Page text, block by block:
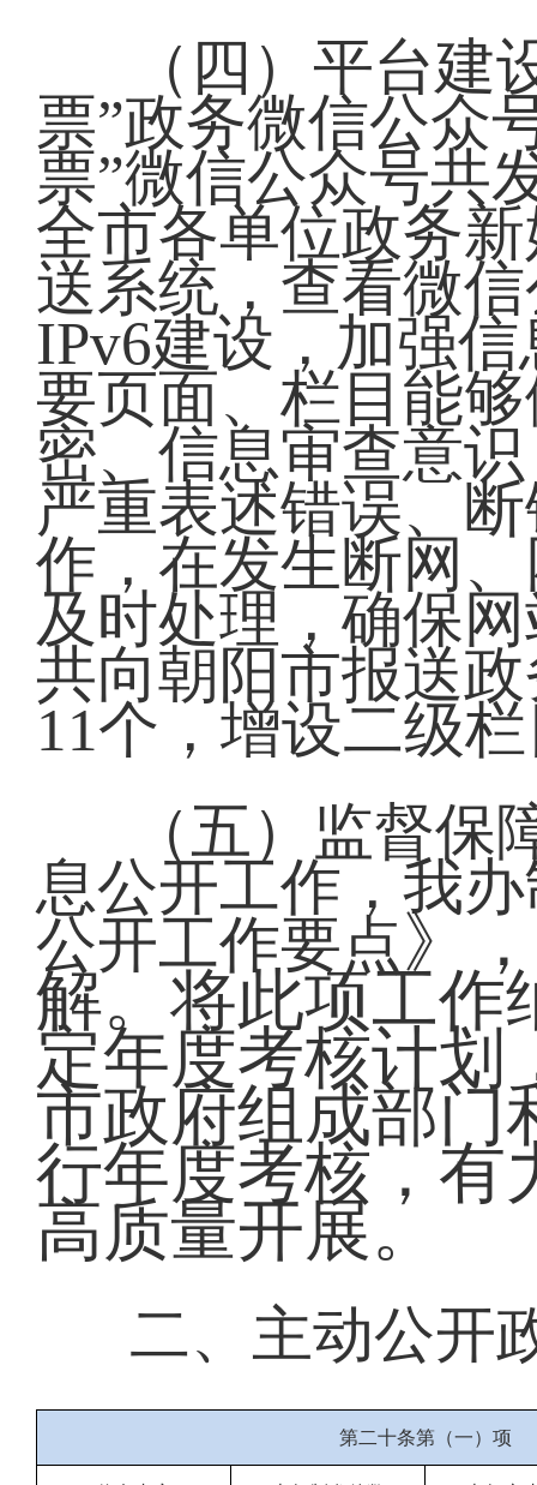
（四）平台
票”政务微信公众
票”微信公众号共
全市各单位政务
送系统，查看微
IPv6建设，加强
要页面、栏目能
密、信息审查意
严重表述错误、
作，在发生断网
及时处理，确保
共向朝阳市报送
11个，增设二级
（五）监督
息公开工作，我
公开工作要点》
解。将此项工作
定年度考核计划
市政府组成部门
行年度考核，有
高质量开展。
二、主动公开
第二十条第（一）项